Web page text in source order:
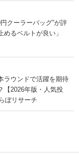
クーラーバッグ”が評
るベルトが良い」
ラウンドで活躍を期待
【2026年版・人気投
ぼリサーチ